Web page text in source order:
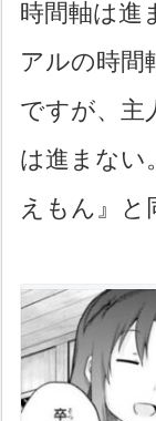
時間軸は進
アルの時間
ですが、主
は進まない
えもん』と